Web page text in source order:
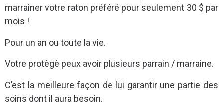
marrainer votre raton préféré pour seulement 30 $ par
mois !
Pour un an ou toute la vie.
Votre protègè peux avoir plusieurs parrain / marraine.
C’est la meilleure façon de lui garantir une partie des
soins dont il aura besoin.